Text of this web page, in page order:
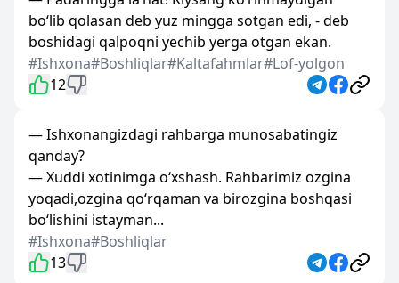
bo‘lib qolasan deb yuz mingga sotgan edi, - deb
boshidagi qalpoqni yechib yerga otgan ekan.
#Ishxona#Boshliqlar#Kaltafahmlar#Lof-yolgon
12
— Ishxonangizdagi rahbarga munosabatingiz
qanday?
— Xuddi xotinimga o‘xshash. Rahbarimiz ozgina
yoqadi,ozgina qo‘rqaman va birozgina boshqasi
bo‘lishini istayman...
#Ishxona#Boshliqlar
13